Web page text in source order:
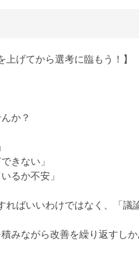
上げてから選考に臨もう！】
か？
きない」
るか不安」
ばいいわけではなく、「議
みながら改善を繰り返すしか